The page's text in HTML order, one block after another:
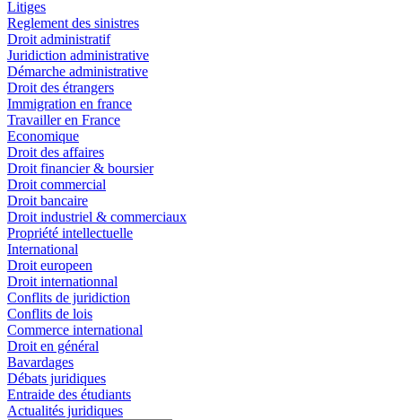
Litiges
Reglement des sinistres
Droit administratif
Juridiction administrative
Démarche administrative
Droit des étrangers
Immigration en france
Travailler en France
Economique
Droit des affaires
Droit financier & boursier
Droit commercial
Droit bancaire
Droit industriel & commerciaux
Propriété intellectuelle
International
Droit europeen
Droit internationnal
Conflits de juridiction
Conflits de lois
Commerce international
Droit en général
Bavardages
Débats juridiques
Entraide des étudiants
Actualités juridiques